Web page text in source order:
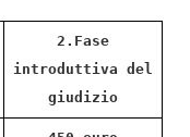
2.Fase
introduttiva del
giudizio